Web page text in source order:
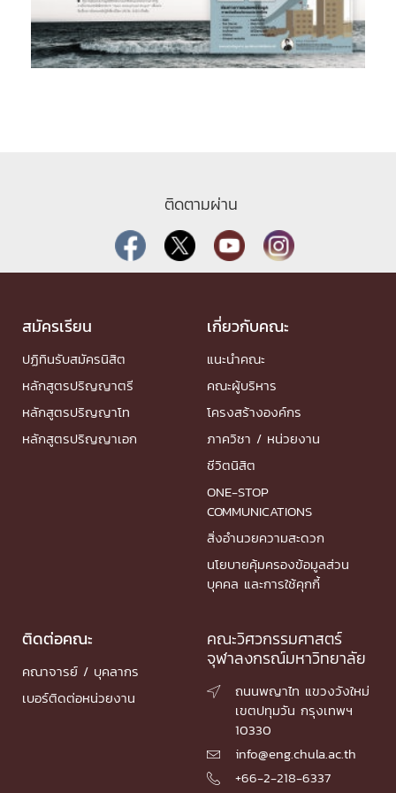
ติดตามผ่าน
สมัครเรียน
ปฏิทินรับสมัครนิสิต
หลักสูตรปริญญาตรี
หลักสูตรปริญญาโท
หลักสูตรปริญญาเอก
เกี่ยวกับคณะ
แนะนำคณะ
คณะผู้บริหาร
โครงสร้างองค์กร
ภาควิชา / หน่วยงาน
ชีวิตนิสิต
ONE-STOP
COMMUNICATIONS
สิ่งอำนวยความสะดวก
นโยบายคุ้มครองข้อมูลส่วน
บุคคล และการใช้คุกกี้
ติดต่อคณะ
คณาจารย์ / บุคลากร
เบอร์ติดต่อหน่วยงาน
คณะวิศวกรรมศาสตร์
จุฬาลงกรณ์มหาวิทยาลัย

ถนนพญาไท แขวงวังใหม่
เขตปทุมวัน กรุงเทพฯ
10330
 info@eng.chula.ac.th

+66-2-218-6337